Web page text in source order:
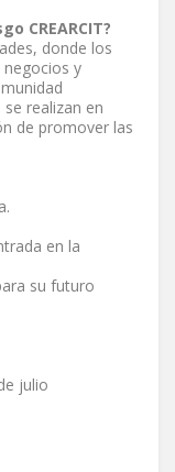
CREARCIT?
donde los
negocios y
realizan en
de promover las
en la
su futuro
julio